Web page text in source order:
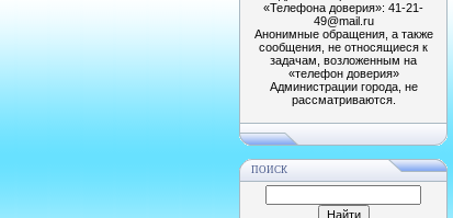
«Телефона доверия»: 41-21-
49@mail.ru
Анонимные обращения, а также
сообщения, не относящиеся к
задачам, возложенным на
«телефон доверия»
Администрации города, не
рассматриваются.
ПОИСК